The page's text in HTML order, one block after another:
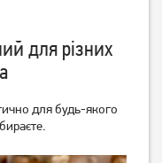
для різних
для будь-якого